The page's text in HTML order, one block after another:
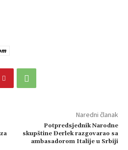
Naredni članak
Potpredsjednik Narodne
skupštine Đerlek razgovarao sa
ambasadorom Italije u Srbiji